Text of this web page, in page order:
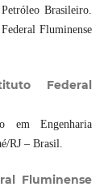
Brasileiro.
Fluminense
Federal
em Engenharia
RJ – Brasil.
Fluminense